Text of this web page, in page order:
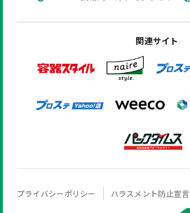
関連サイト
プライバシーポリシー ハラスメント防止宣言